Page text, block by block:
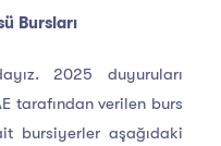
Bursları
2025 duyuruları
tarafından verilen burs
bursiyerler aşağıdaki